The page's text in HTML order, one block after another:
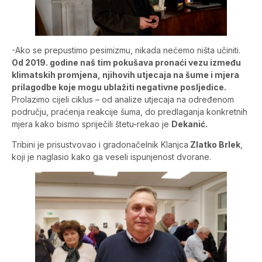
-Ako se prepustimo pesimizmu, nikada nećemo ništa učiniti.
Od 2019. godine naš tim pokušava pronaći vezu između
klimatskih promjena, njihovih utjecaja na šume i mjera
prilagodbe koje mogu ublažiti negativne posljedice.
Prolazimo cijeli ciklus – od analize utjecaja na određenom
području, praćenja reakcije šuma, do predlaganja konkretnih
mjera kako bismo spriječili štetu-rekao je Dekanić.
Tribini je prisustvovao i gradonačelnik Klanjca Zlatko Brlek
koji je naglasio kako ga veseli ispunjenost dvorane.